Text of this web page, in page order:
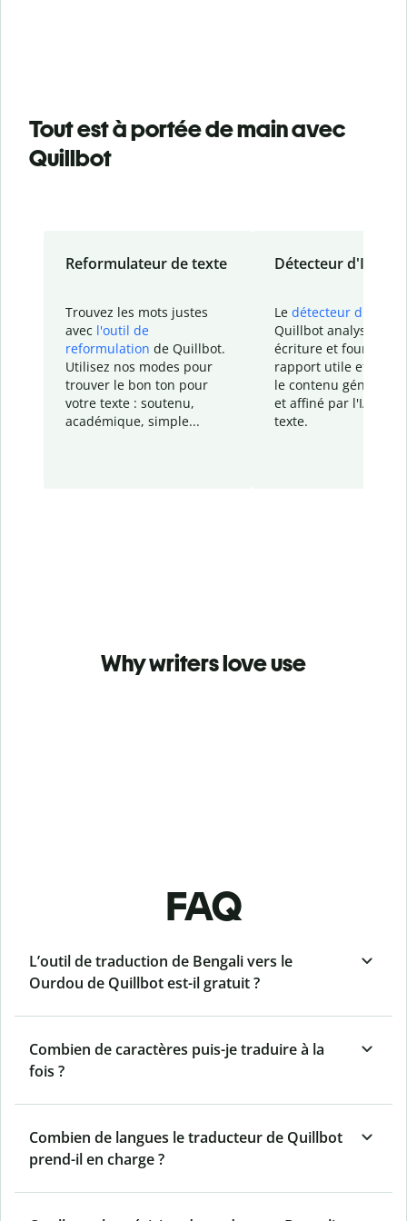
Tout est à portée de main avec
Quillbot
Reformulateur de texte
Trouvez les mots justes
avec l'outil de
reformulation de Quillbot.
Utilisez nos modes pour
trouver le bon ton pour
votre texte : soutenu,
académique, simple...
Détecteur d'IA
Le détecteur d'IA
Quillbot analyse votre
écriture et fournit un
rapport utile et
le contenu généré
et affiné par l'IA
texte.
Why writers love use
FAQ
L’outil de traduction de Bengali vers le
Ourdou de Quillbot est-il gratuit ?
Combien de caractères puis-je traduire à la
fois ?
Combien de langues le traducteur de Quillbot
prend-il en charge ?